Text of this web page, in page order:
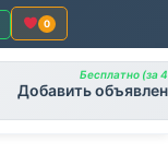
0
Добавить
Бесплатно (за